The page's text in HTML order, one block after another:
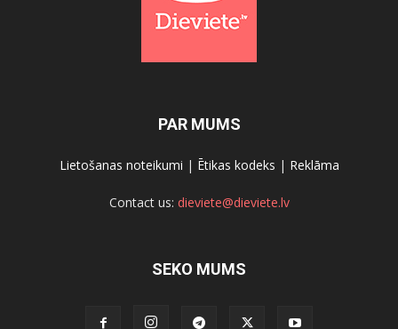
PAR MUMS
Lietošanas noteikumi | Ētikas kodeks | Reklāma
Contact us: dieviete@dieviete.lv
SEKO MUMS